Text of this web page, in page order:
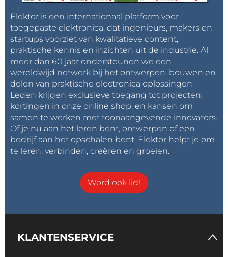
Elektor is een internationaal platform voor
toegepaste elektronica, dat ingenieurs, makers en
startups voorziet van kwalitatieve content,
praktische kennis en inzichten uit de industrie. Al
meer dan 60 jaar ondersteunen we een
wereldwijd netwerk bij het ontwerpen, bouwen en
delen van praktische electronica oplossingen.
Leden krijgen exclusieve toegang tot projecten,
kortingen in onze online shop, en kansen om
samen te werken met toonaangevende innovators.
Of je nu aan het leren bent, ontwerpen of een
bedrijf aan het opschalen bent, Elektor helpt je om
te leren, verbinden, creëren en groeien.
Word ook lid!
KLANTENSERVICE